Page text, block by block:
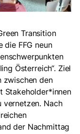
Transition
FFG neun
Österreich“. Ziel
zwischen den
Stakeholder*innen
vernetzen. Nach
der Nachmittag